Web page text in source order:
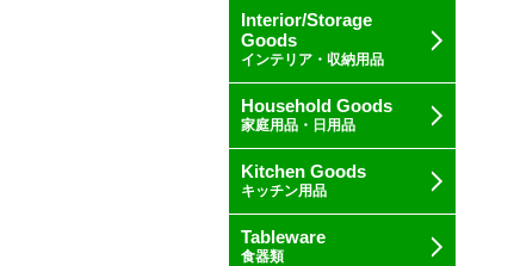
Interior/Storage
Goods
インテリア・収納用品
Household Goods
家庭用品・日用品
Kitchen Goods
キッチン用品
Tableware
食器類